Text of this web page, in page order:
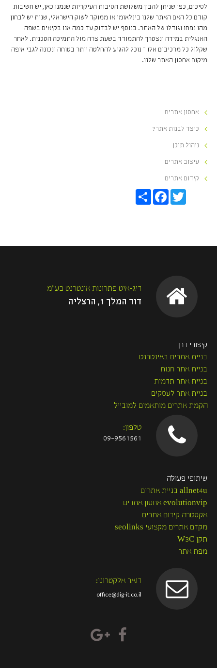
לסיכום, כפי שניתן להבין משלושת הסיבות העיקריות שנמנו כאן, יש חשיבות
קודם כל האם האתר שלנו בינלאומי או ממוקד לשוק הישראלי, שנית יש לבחון
מהו נפחו וגודלו של האתר. בנוסף יש לבדוק עד כמה אנו בקיאים בשפה
האנגלית במידה ונצטרך להתמודד בשעת צרה מול התמיכה הטכנית. לאחר
שקלול כל מרכיבים אלו – נוכל להגיע להחלטה יותר בטוחה ונכונה לגבי איפה
מיקום אחסון האתר שלנו.
אחסון אתרים
כיצד לבנות אתר?
ניהול תוכן
עיצוב אתרים
קידום אתרים
S
F
a
k
T
w
דיג-איט פתרונות אינטרנט בע"מ
דוד המלך 1, הרצליה
קיצורי דרך
בניית אתרים באינטרנט
בניית אתר חנות
בניית אתר תדמית
בניית אתר לעסקים
הקמת אתרים מותאמים למובייל
טלפון:
09-9561561
שיתופי פעולה
allnet4u בניית אתרים
evolutionvip אחסון אתרים
אקסטרה קידום אתרים
מקדם אתרים מקצועי seolinks
תקן W3C
מפת אתר
דואר אלקטרוני:
office@dig-it.co.il